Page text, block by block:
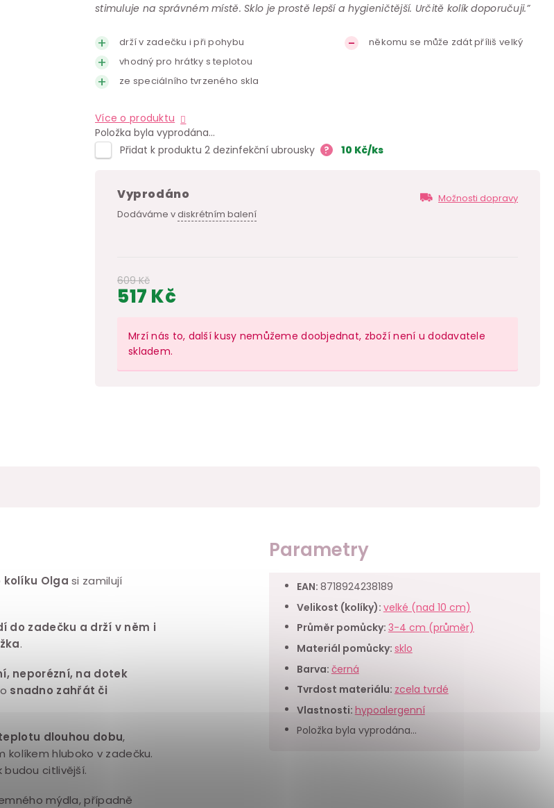
stimuluje na správném místě. Sklo je prostě lepší a hygieničtější. Určitě kolík doporučuji.”
drží v zadečku i při pohybu
vhodný pro hrátky s teplotou
ze speciálního tvrzeného skla
někomu se může zdát příliš velký
Více o produktu
Položka byla vyprodána…
Přidat k produktu 2 dezinfekční ubrousky
? 10 Kč/ks
Vyprodáno
Dodáváme vdiskrétním balení
Možnosti dopravy
609 Kč
517 Kč
Mrzí nás to, další kusy nemůžeme doobjednat, zboží není u dodavatele
skladem.
kolíku Olga si zamilují
do zadečku a drží v něm i
.
neporézní, na dotek
snadno zahřát či
dlouhou dobu,
hluboko v zadečku.
budou citlivější.
mýdla, případně
Parametry
EAN: 8718924238189
Velikost (kolíky): velké (nad 10 cm)
Průměr pomůcky: 3-4 cm (průměr)
Materiál pomůcky: sklo
Barva: černá
Tvrdost materiálu: zcela tvrdé
Vlastnosti: hypoalergenní
Položka byla vyprodána…